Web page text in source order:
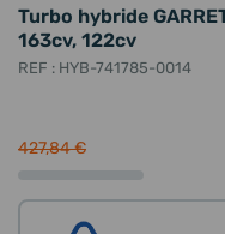
Turbo hybride
163cv, 122cv
REF : HYB-741785-0014
427,84 €